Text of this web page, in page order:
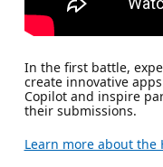
In the first battle,
create innovative
Copilot and inspire
their submissions.
Learn more about the